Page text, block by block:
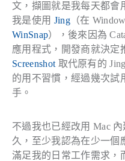
文，擷圖就是我每天都會
我是使用 Jing（在
WinSnap），後來因為
應用程式，開發商就決定
Screenshot 取代原有的
的用不習慣，經過幾次試
手。
不過我也已經改用 Mac
久，至少我認為在少一個
滿足我的日常工作需求，